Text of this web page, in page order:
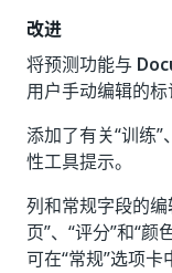
改进
将预测功能与
用户手动编辑的
添加了有关“训练”
性工具提示。
列和常规字段的编
页”、“评分”和“
可在“常规”选项卡